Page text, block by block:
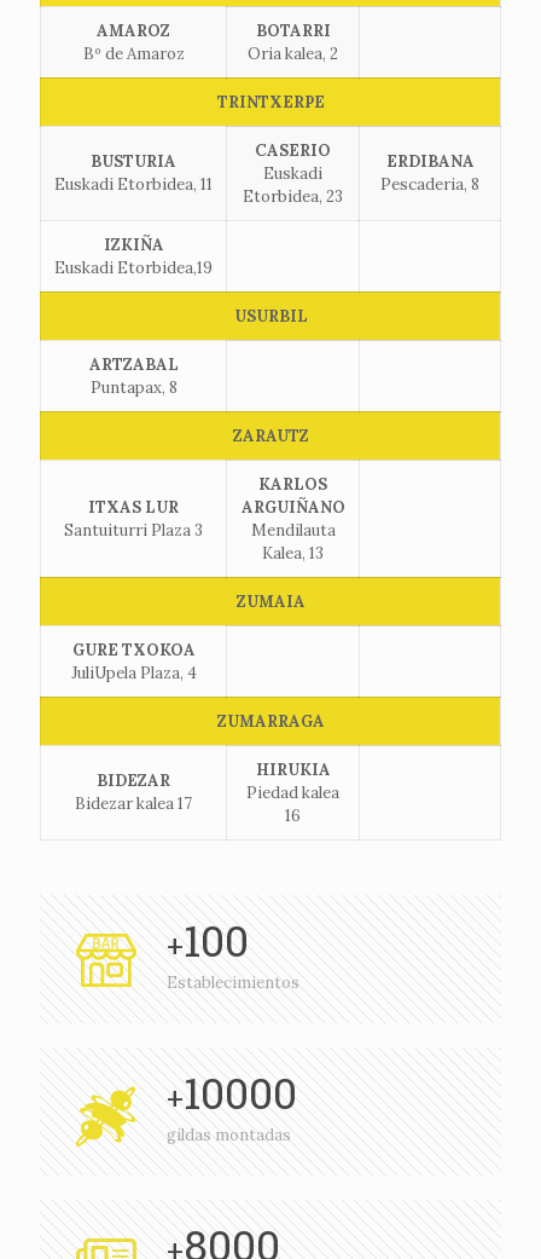
AMAROZ
Bº de Amaroz
BOTARRI
Oria kalea, 2
TRINTXERPE
BUSTURIA
Euskadi Etorbidea, 11
CASERIO
Euskadi
Etorbidea, 23
ERDIBANA
Pescaderia, 8
IZKIÑA
Euskadi Etorbidea,19
USURBIL
ARTZABAL
Puntapax, 8
ZARAUTZ
ITXAS LUR
Santuiturri Plaza 3
KARLOS
ARGUIÑANO
Mendilauta
Kalea, 13
ZUMAIA
GURE TXOKOA
JuliUpela Plaza, 4
ZUMARRAGA
BIDEZAR
Bidezar kalea 17
HIRUKIA
Piedad kalea
16
+100
Establecimientos
+10000
gildas montadas
+8000